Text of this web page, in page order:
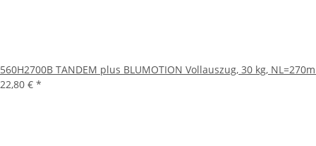
560H2700B TANDEM plus BLUMOTION Vollauszug, 30 kg,
22,80 € *